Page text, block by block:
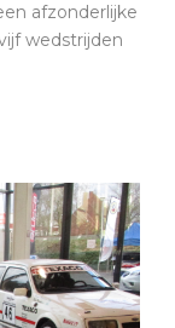
afzonderlijke
wedstrijden